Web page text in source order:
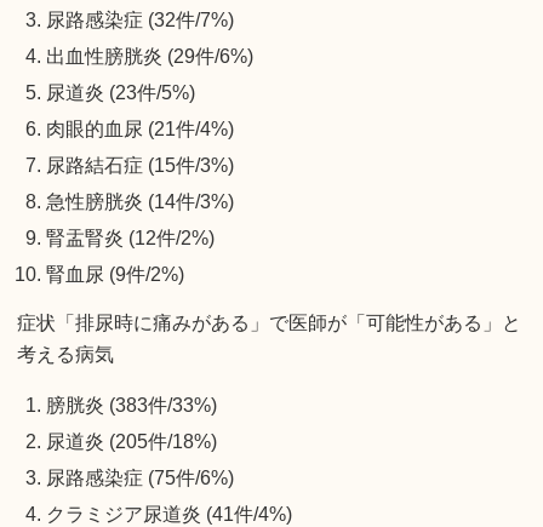
尿路感染症 (32件/7%)
出血性膀胱炎 (29件/6%)
尿道炎 (23件/5%)
肉眼的血尿 (21件/4%)
尿路結石症 (15件/3%)
急性膀胱炎 (14件/3%)
腎盂腎炎 (12件/2%)
腎血尿 (9件/2%)
症状「排尿時に痛みがある」で医師が「可能性がある」と
考える病気
膀胱炎 (383件/33%)
尿道炎 (205件/18%)
尿路感染症 (75件/6%)
クラミジア尿道炎 (41件/4%)